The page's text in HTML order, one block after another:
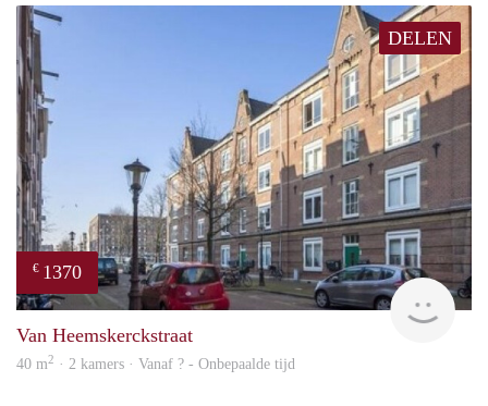
DELEN
€ 1370
Van Heemskerckstraat
40 m2 · 2 kamers · Vanaf ? - Onbepaalde tijd